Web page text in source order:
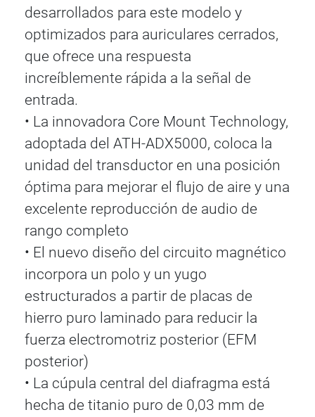
desarrollados para este modelo y
optimizados para auriculares cerrados,
que ofrece una respuesta
increíblemente rápida a la señal de
entrada.
• La innovadora Core Mount Technology,
adoptada del ATH-ADX5000, coloca la
unidad del transductor en una posición
óptima para mejorar el flujo de aire y una
excelente reproducción de audio de
rango completo
• El nuevo diseño del circuito magnético
incorpora un polo y un yugo
estructurados a partir de placas de
hierro puro laminado para reducir la
fuerza electromotriz posterior (EFM
posterior)
• La cúpula central del diafragma está
hecha de titanio puro de 0,03 mm de